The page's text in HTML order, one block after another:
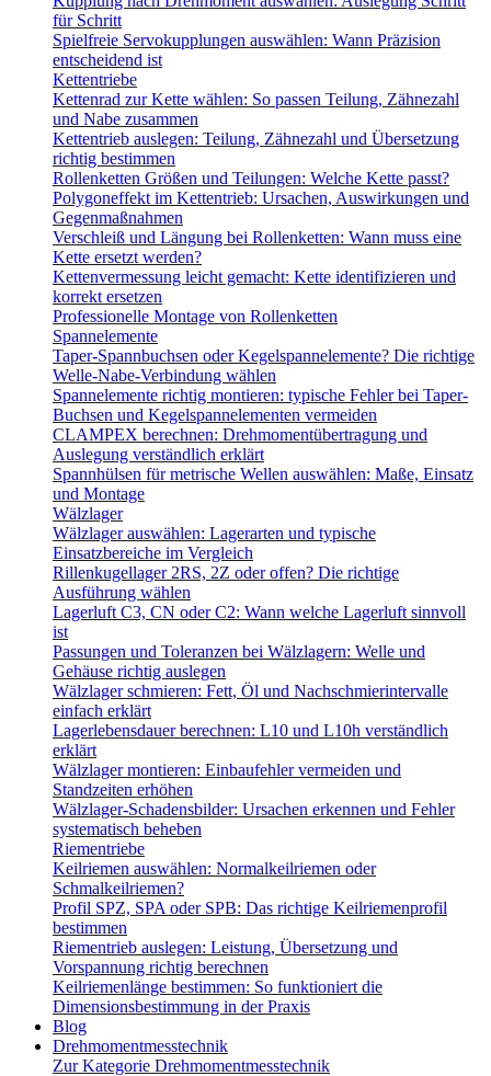
für Schritt
Spielfreie Servokupplungen auswählen: Wann Präzision
entscheidend ist
Kettentriebe
Kettenrad zur Kette wählen: So passen Teilung, Zähnezahl
und Nabe zusammen
Kettentrieb auslegen: Teilung, Zähnezahl und Übersetzung
richtig bestimmen
Rollenketten Größen und Teilungen: Welche Kette passt?
Polygoneffekt im Kettentrieb: Ursachen, Auswirkungen und
Gegenmaßnahmen
Verschleiß und Längung bei Rollenketten: Wann muss eine
Kette ersetzt werden?
Kettenvermessung leicht gemacht: Kette identifizieren und
korrekt ersetzen
Professionelle Montage von Rollenketten
Spannelemente
Taper-Spannbuchsen oder Kegelspannelemente? Die richtige
Welle-Nabe-Verbindung wählen
Spannelemente richtig montieren: typische Fehler bei Taper-
Buchsen und Kegelspannelementen vermeiden
CLAMPEX berechnen: Drehmomentübertragung und
Auslegung verständlich erklärt
Spannhülsen für metrische Wellen auswählen: Maße, Einsatz
und Montage
Wälzlager
Wälzlager auswählen: Lagerarten und typische
Einsatzbereiche im Vergleich
Rillenkugellager 2RS, 2Z oder offen? Die richtige
Ausführung wählen
Lagerluft C3, CN oder C2: Wann welche Lagerluft sinnvoll
ist
Passungen und Toleranzen bei Wälzlagern: Welle und
Gehäuse richtig auslegen
Wälzlager schmieren: Fett, Öl und Nachschmierintervalle
einfach erklärt
Lagerlebensdauer berechnen: L10 und L10h verständlich
erklärt
Wälzlager montieren: Einbaufehler vermeiden und
Standzeiten erhöhen
Wälzlager-Schadensbilder: Ursachen erkennen und Fehler
systematisch beheben
Riementriebe
Keilriemen auswählen: Normalkeilriemen oder
Schmalkeilriemen?
Profil SPZ, SPA oder SPB: Das richtige Keilriemenprofil
bestimmen
Riementrieb auslegen: Leistung, Übersetzung und
Vorspannung richtig berechnen
Keilriemenlänge bestimmen: So funktioniert die
Dimensionsbestimmung in der Praxis
Blog
Drehmomentmesstechnik
Zur Kategorie Drehmomentmesstechnik